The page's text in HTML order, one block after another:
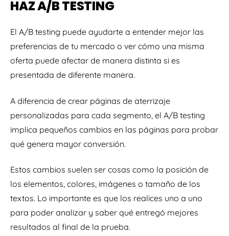
HAZ A/B TESTING
El A/B testing puede ayudarte a entender mejor las
preferencias de tu mercado o ver cómo una misma
oferta puede afectar de manera distinta si es
presentada de diferente manera.
A diferencia de crear páginas de aterrizaje
personalizadas para cada segmento, el A/B testing
implica pequeños cambios en las páginas para probar
qué genera mayor conversión.
Estos cambios suelen ser cosas como la posición de
los elementos, colores, imágenes o tamaño de los
textos. Lo importante es que los realices uno a uno
para poder analizar y saber qué entregó mejores
resultados al final de la prueba.